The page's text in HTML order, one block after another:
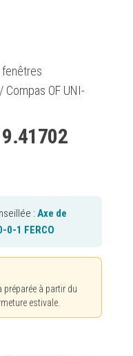
fenêtres
/ Compas OF UNI-
: Axe de
0-1 FERCO
à partir du
estivale.